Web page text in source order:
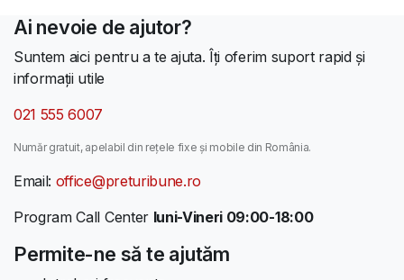
Ai nevoie de ajutor?
Suntem aici pentru a te ajuta. Îți oferim suport rapid și
informații utile
021 555 6007
Număr gratuit, apelabil din rețele fixe și mobile din România.
Email: office@preturibune.ro
Program Call Center luni-Vineri 09:00-18:00
Permite-ne să te ajutăm